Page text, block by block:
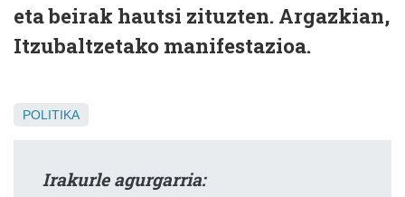
eta beirak hautsi zituzten. Argazkian,
Itzubaltzetako manifestazioa.
POLITIKA
Irakurle agurgarria: